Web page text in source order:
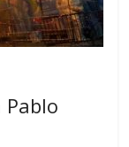
Pablo